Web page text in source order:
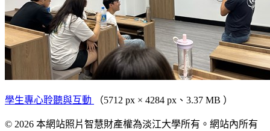
學生專心聆聽與互動 （5712 px × 4284 px、3.37 MB ）
© 2026 本網站照片智慧財產權為淡江大學所有。網站內所有